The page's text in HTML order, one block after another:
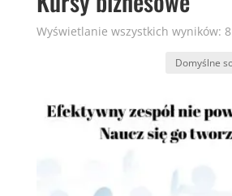
Wyświetlanie wszystkich wyników: 8